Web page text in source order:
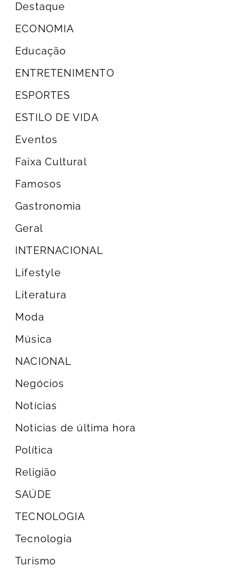
Destaque
ECONOMIA
Educação
ENTRETENIMENTO
ESPORTES
ESTILO DE VIDA
Eventos
Faixa Cultural
Famosos
Gastronomia
Geral
INTERNACIONAL
Lifestyle
Literatura
Moda
Música
NACIONAL
Negócios
Notícias
Noticias de última hora
Política
Religião
SAÚDE
TECNOLOGIA
Tecnologia
Turismo